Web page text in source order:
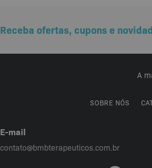
Receba ofertas, cupons e
A
SOBRE NÓS
E-mail
contato@bmbterapeuticos.com.br